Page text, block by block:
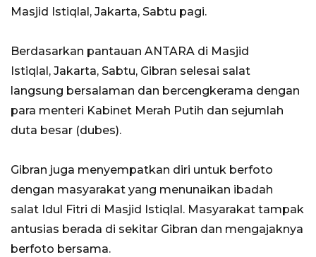
Masjid Istiqlal, Jakarta, Sabtu pagi.
Berdasarkan pantauan ANTARA di Masjid
Istiqlal, Jakarta, Sabtu, Gibran selesai salat
langsung bersalaman dan bercengkerama dengan
para menteri Kabinet Merah Putih dan sejumlah
duta besar (dubes).
Gibran juga menyempatkan diri untuk berfoto
dengan masyarakat yang menunaikan ibadah
salat Idul Fitri di Masjid Istiqlal. Masyarakat tampak
antusias berada di sekitar Gibran dan mengajaknya
berfoto bersama.